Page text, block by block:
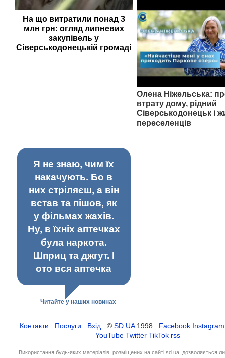
На що витратили понад 3
млн грн: огляд липневих
закупівель у
Сіверськодонецькій громаді
Олена Ніжельська:
втрату дому, рідний
Сіверськодонецьк і
переселенців
Я не знаю, чим їх
накачують. Бо в
них стріляєш, а він
встав та пішов, як
у фільмах жахів.
Ну, в їхніх аптечках
була наркота.
Шприц та джгут. І
ото вся аптечка
Читайте у наших новинах
Контакти : Послуги : Вхід : ©SD.UA1998 : Facebook Instagram
YouTube Twitter TikTok rss
Використання будь-яких матеріалів, розміщених на сайті sd.ua, дозволяється